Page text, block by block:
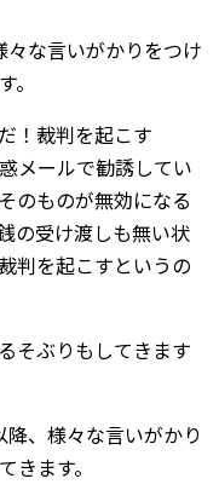
な言いがかりをつけ
！裁判を起こす
メールで勧誘してい
のものが無効になる
の受け渡しも無い状
判を起こすというの
そぶりもしてきます
、様々な言いがかり
きます。